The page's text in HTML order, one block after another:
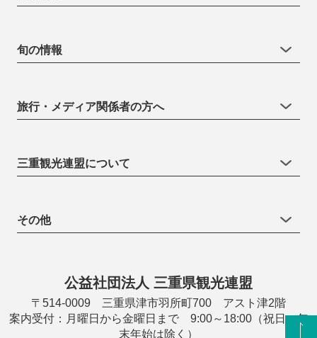
旬の情報
旅行・メディア関係者の方へ
三重観光連盟について
その他
公益社団法人 三重県観光連盟
〒514-0009 三重県津市羽所町700 アスト津2階
案内受付：月曜日から金曜日まで 9:00～18:00（祝日・年
末年始は除く）